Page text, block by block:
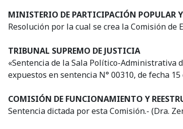
MINISTERIO DE PARTICIPACIÓN POPULAR
Resolución por la cual se crea la Comisión de
TRIBUNAL SUPREMO DE JUSTICIA
«Sentencia de la Sala Político-Administrativa
expuestos en sentencia N° 00310, de fecha
COMISIÓN DE FUNCIONAMIENTO Y
Sentencia dictada por esta Comisión.- (Dra.